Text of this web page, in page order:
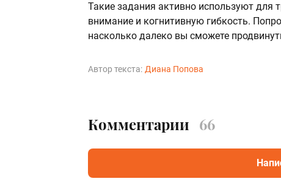
Такие задания активно используют
внимание и когнитивную гибкость.
насколько далеко вы сможете
Автор текста: Диана Попова
Комментарии 66